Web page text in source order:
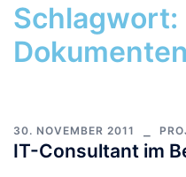
Schlagwort:
30. NOVEMBER 2011
IT-Consultant im